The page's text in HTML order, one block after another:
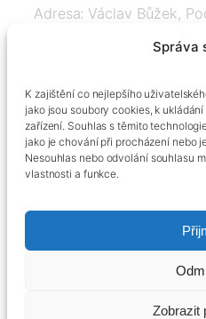
Správa
K zajištění co nejlepšího
jako jsou soubory cookies, k
zařízení. Souhlas s těmito
jako je chování při procházení nebo
Nesouhlas nebo odvolání souhlasu
vlastnosti a funkce.
Zobrazit
Adresa: Václav Bůžek,
+420606334248,
Obchodní
Podmínky ochrany